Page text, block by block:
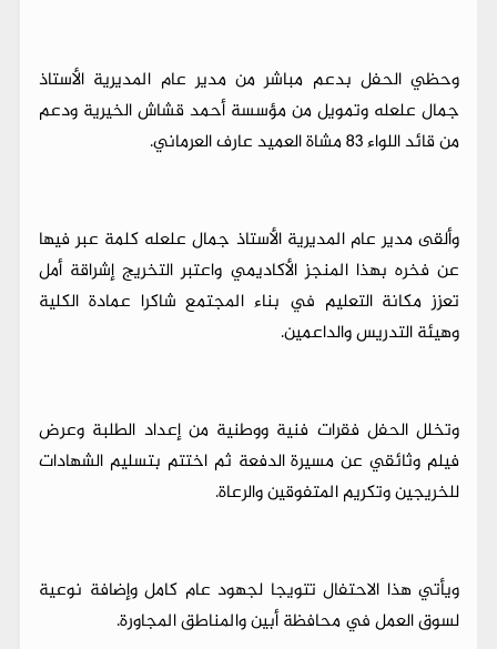
وحظي الحفل بدعم مباشر من مدير عام المديرية الأستاذ
جمال علعله وتمويل من مؤسسة أحمد قشاش الخيرية ودعم
من قائد اللواء 83 مشاة العميد عارف العرماني.
وألقى مدير عام المديرية الأستاذ جمال علعله كلمة عبر فيها
عن فخره بهذا المنجز الأكاديمي واعتبر التخريج إشراقة أمل
تعزز مكانة التعليم في بناء المجتمع شاكرا عمادة الكلية
وهيئة التدريس والداعمين.
وتخلل الحفل فقرات فنية ووطنية من إعداد الطلبة وعرض
فيلم وثائقي عن مسيرة الدفعة ثم اختتم بتسليم الشهادات
للخريجين وتكريم المتفوقين والرعاة.
ويأتي هذا الاحتفال تتويجا لجهود عام كامل وإضافة نوعية
لسوق العمل في محافظة أبين والمناطق المجاورة.